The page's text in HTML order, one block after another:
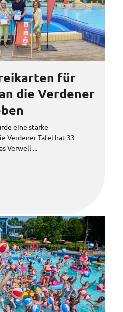
für
die Verdener
eine starke
Verdener Tafel hat 33
Verwell ...